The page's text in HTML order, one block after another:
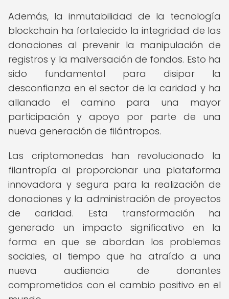
Además, la inmutabilidad de la tecnología
blockchain ha fortalecido la integridad de las
donaciones al prevenir la manipulación de
registros y la malversación de fondos. Esto ha
sido fundamental para disipar la
desconfianza en el sector de la caridad y ha
allanado el camino para una mayor
participación y apoyo por parte de una
nueva generación de filántropos.
Las criptomonedas han revolucionado la
filantropía al proporcionar una plataforma
innovadora y segura para la realización de
donaciones y la administración de proyectos
de caridad. Esta transformación ha
generado un impacto significativo en la
forma en que se abordan los problemas
sociales, al tiempo que ha atraído a una
nueva audiencia de donantes
comprometidos con el cambio positivo en el